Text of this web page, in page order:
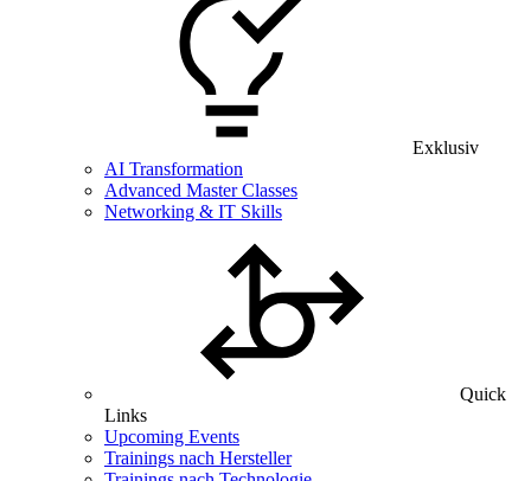
Exklusiv
AI Transformation
Advanced Master Classes
Networking & IT Skills
Quick
Links
Upcoming Events
Trainings nach Hersteller